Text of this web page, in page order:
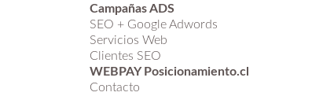
Campañas ADS
SEO + Google Adwords
Servicios Web
Clientes SEO
WEBPAY Posicionamiento.cl
Contacto